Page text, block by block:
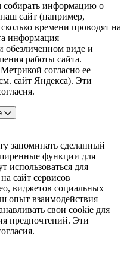
информацию о
сайт (например,
времени проводят на
информация
обезличенном виде и
работы сайта.
согласно ее
сайт Яндекса). Эти
запоминать сделанный
функции для
использоваться для
сайт сервисов
виджетов социальных
опыт взаимодействия
свои cookie для
предпочтений. Эти